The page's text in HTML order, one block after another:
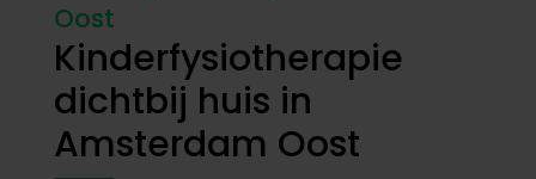
Oost
Kinderfysiotherapie
dichtbij huis in
Amsterdam Oost